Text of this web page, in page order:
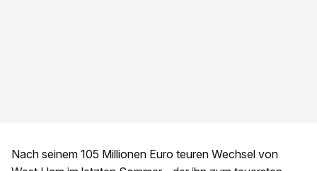
Nach seinem 105 Millionen Euro teuren Wechsel von